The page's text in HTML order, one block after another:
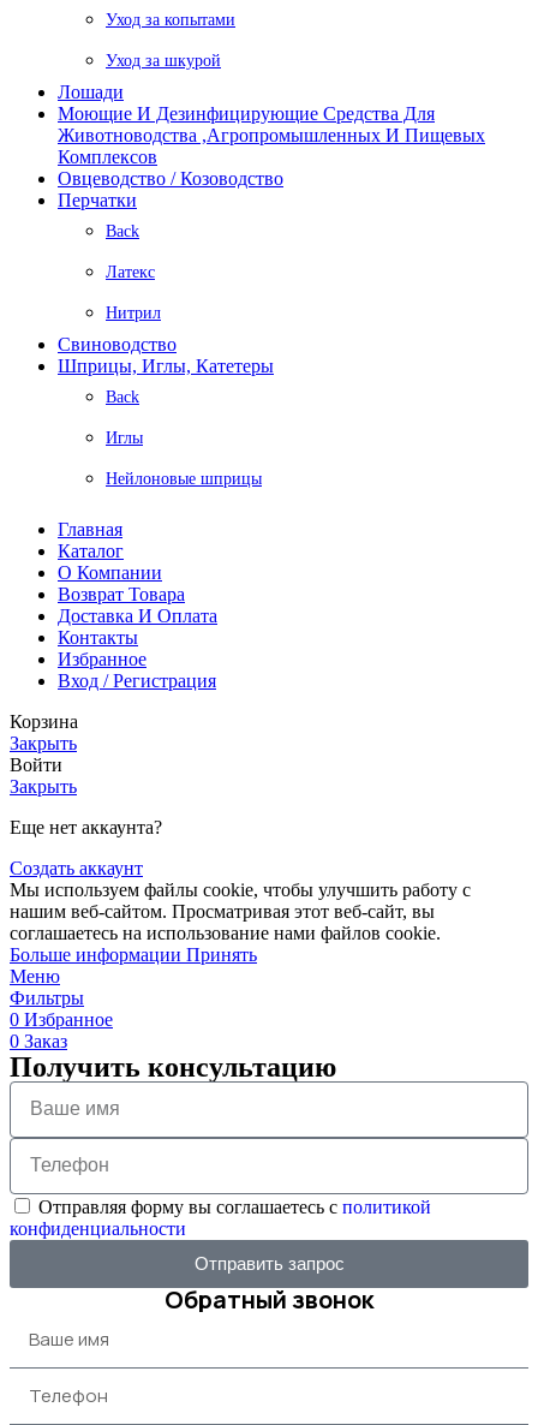
Уход за копытами
Уход за шкурой
Лошади
Моющие И Дезинфицирующие Средства Для
Животноводства ,агропромышленных И Пищевых
Комплексов
Овцеводство / Козоводство
Перчатки
Back
Латекс
Нитрил
Свиноводство
Шприцы, Иглы, Катетеры
Back
Иглы
Нейлоновые шприцы
Главная
Каталог
О Компании
Возврат Товара
Доставка И Оплата
Контакты
Избранное
Вход / Регистрация
Корзина
Закрыть
Войти
Закрыть
Еще нет аккаунта?
Создать аккаунт
Мы используем файлы cookie, чтобы улучшить работу с
нашим веб-сайтом. Просматривая этот веб-сайт, вы
соглашаетесь на использование нами файлов cookie.
Больше информации Принять
Меню
Фильтры
0 Избранное
0 Заказ
Получить консультацию
Отправляя форму вы соглашаетесь с политикой
конфиденциальности
Отправить запрос
Обратный звонок